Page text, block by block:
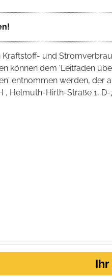
und
können dem 'Leitfaden
entnommen werden, der
, Helmuth-Hirth-Straße 1,
Ihr